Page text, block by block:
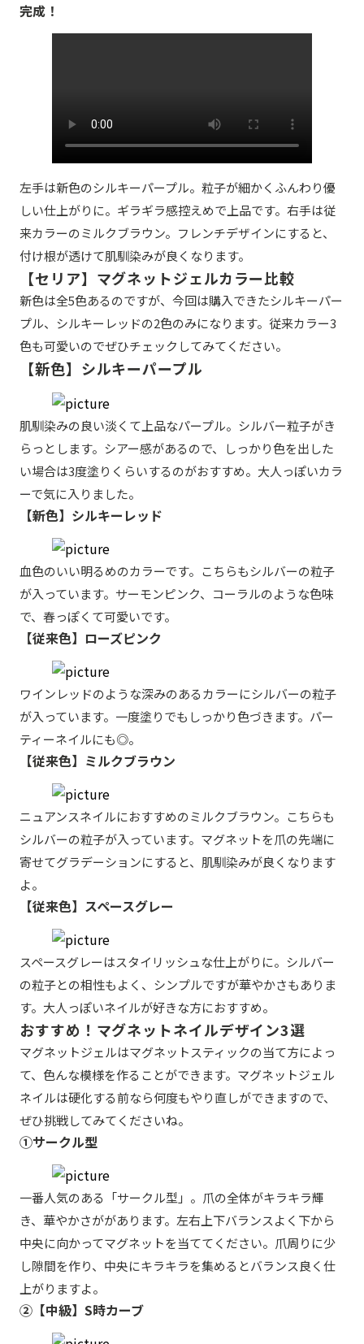
完成！
左手は新色のシルキーパープル。粒子が細かくふんわり優
しい仕上がりに。ギラギラ感控えめで上品です。右手は従
来カラーのミルクブラウン。フレンチデザインにすると、
付け根が透けて肌馴染みが良くなります。
【セリア】マグネットジェルカラー比較
新色は全5色あるのですが、今回は購入できたシルキーパー
プル、シルキーレッドの2色のみになります。従来カラー3
色も可愛いのでぜひチェックしてみてください。
【新色】シルキーパープル
肌馴染みの良い淡くて上品なパープル。シルバー粒子がき
らっとします。シアー感があるので、しっかり色を出した
い場合は3度塗りくらいするのがおすすめ。大人っぽいカラ
ーで気に入りました。
【新色】シルキーレッド
血色のいい明るめのカラーです。こちらもシルバーの粒子
が入っています。サーモンピンク、コーラルのような色味
で、春っぽくて可愛いです。
【従来色】ローズピンク
ワインレッドのような深みのあるカラーにシルバーの粒子
が入っています。一度塗りでもしっかり色づきます。パー
ティーネイルにも◎。
【従来色】ミルクブラウン
ニュアンスネイルにおすすめのミルクブラウン。こちらも
シルバーの粒子が入っています。マグネットを爪の先端に
寄せてグラデーションにすると、肌馴染みが良くなります
よ。
【従来色】スペースグレー
スペースグレーはスタイリッシュな仕上がりに。シルバー
の粒子との相性もよく、シンプルですが華やかさもありま
す。大人っぽいネイルが好きな方におすすめ。
おすすめ！マグネットネイルデザイン3選
マグネットジェルはマグネットスティックの当て方によっ
て、色んな模様を作ることができます。マグネットジェル
ネイルは硬化する前なら何度もやり直しができますので、
ぜひ挑戦してみてくださいね。
①サークル型
一番人気のある「サークル型」。爪の全体がキラキラ輝
き、華やかさががあります。左右上下バランスよく下から
中央に向かってマグネットを当ててください。爪周りに少
し隙間を作り、中央にキラキラを集めるとバランス良く仕
上がりますよ。
②【中級】S時カーブ